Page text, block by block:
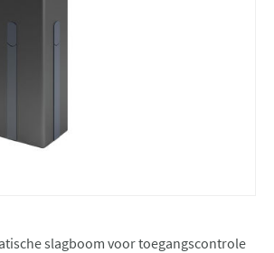
slagboom voor toegangscontrole